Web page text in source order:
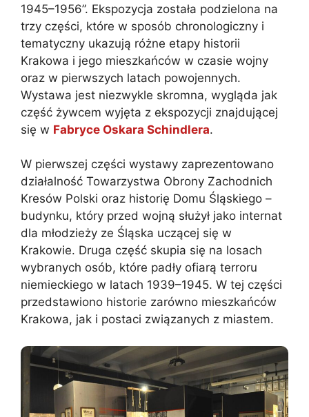
1945–1956”. Ekspozycja została podzielona na
trzy części, które w sposób chronologiczny i
tematyczny ukazują różne etapy historii
Krakowa i jego mieszkańców w czasie wojny
oraz w pierwszych latach powojennych.
Wystawa jest niezwykle skromna, wygląda jak
część żywcem wyjęta z ekspozycji znajdującej
się w Fabryce Oskara Schindlera.
W pierwszej części wystawy zaprezentowano
działalność Towarzystwa Obrony Zachodnich
Kresów Polski oraz historię Domu Śląskiego –
budynku, który przed wojną służył jako internat
dla młodzieży ze Śląska uczącej się w
Krakowie. Druga część skupia się na losach
wybranych osób, które padły ofiarą terroru
niemieckiego w latach 1939–1945. W tej części
przedstawiono historie zarówno mieszkańców
Krakowa, jak i postaci związanych z miastem.